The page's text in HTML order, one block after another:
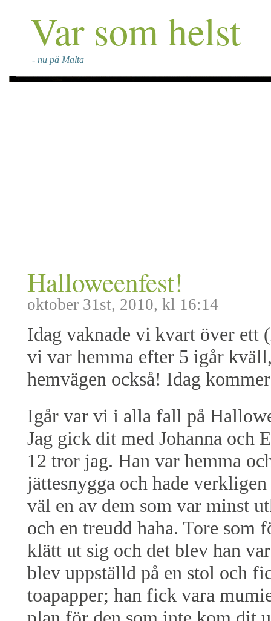
Var som helst
- nu på Malta
Halloweenfest!
oktober 31st, 2010, kl 16:14
Idag vaknade vi kvart över ett
vi var hemma efter 5 igår
hemvägen också! Idag
Igår var vi i alla fall på
Jag gick dit med Johanna
12 tror jag. Han var hemma
jättesnygga och hade
väl en av dem som var minst
och en treudd haha. Tore som
klätt ut sig och det blev han
blev uppställd på en stol och
toapapper; han fick vara